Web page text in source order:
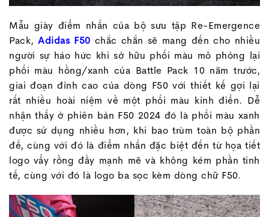
Mẫu giày điểm nhấn của bộ sưu tập Re-Emergence
Pack,Adidas F50 chắc chắn sẽ mang đến cho nhiều
người sự háo hức khi sở hữu phối màu mô phỏng lại
phối màu hồng/xanh của Battle Pack 10 năm trước,
giai đoạn đỉnh cao của dòng F50 với thiết kế gợi lại
rất nhiều hoài niệm về một phối màu kinh điển. Dễ
nhận thấy ở phiên bản F50 2024 đó là phối màu xanh
được sử dụng nhiều hơn, khi bao trùm toàn bộ phần
đế, cùng với đó là điểm nhấn đặc biệt đến từ họa tiết
logo vẩy rồng đầy mạnh mẽ và không kém phần tinh
tế, cùng với đó là logo ba sọc kèm dòng chữ F50.